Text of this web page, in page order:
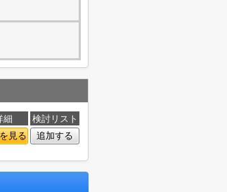
細
検討リスト
見る 追加する